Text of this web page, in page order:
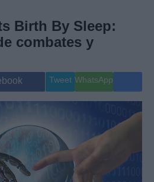
Gente
Musica
Birth By Sleep:
combates y
Tweet WhatsApp